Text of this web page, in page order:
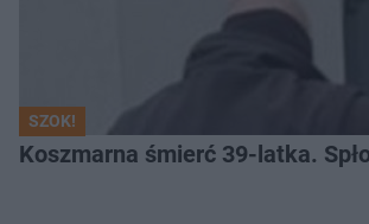
SZOK!
Koszmarna śmierć 39-latka.